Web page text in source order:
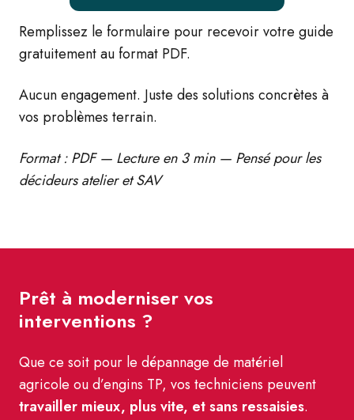
Remplissez le formulaire pour recevoir votre guide
gratuitement au format PDF.
Aucun engagement. Juste des solutions concrètes à
vos problèmes terrain.
Format : PDF — Lecture en 3 min — Pensé pour les
décideurs atelier et SAV
Prêt à moderniser vos
interventions ?
Que ce soit pour le dépannage de matériel
agricole ou d’engins TP, vos techniciens peuvent
travailler mieux, plus vite, et sans ressaisies.